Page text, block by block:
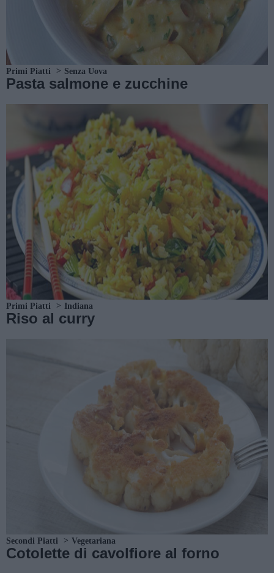
Primi Piatti Senza Uova
Pasta salmone e zucchine
Primi Piatti Indiana
Riso al curry
Secondi Piatti Vegetariana
Cotolette di cavolfiore al forno